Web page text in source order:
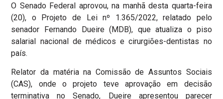
O Senado Federal aprovou, na manhã desta quarta-feira
(20), o Projeto de Lei nº 1.365/2022, relatado pelo
senador Fernando Dueire (MDB), que atualiza o piso
salarial nacional de médicos e cirurgiões-dentistas no
país.
Relator da matéria na Comissão de Assuntos Sociais
(CAS), onde o projeto teve aprovação em decisão
terminativa no Senado, Dueire apresentou parecer